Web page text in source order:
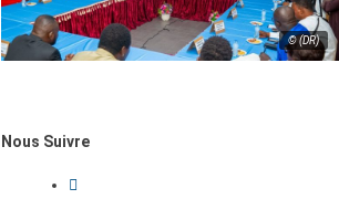
© (DR)
Nous Suivre